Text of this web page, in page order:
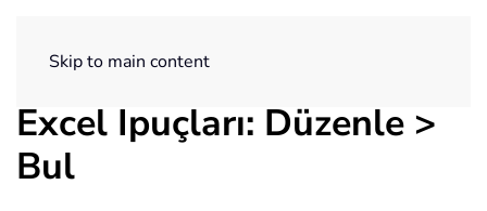
Skip to main content
Excel İpuçları: Düzenle >
Bul